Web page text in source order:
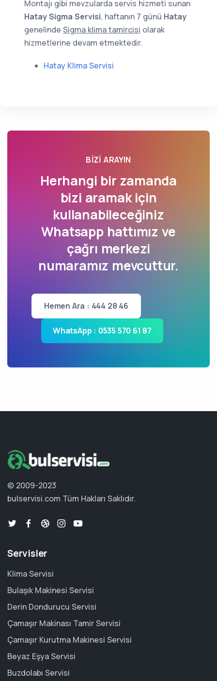
Montajı gibi mevzularda servis hizmeti sunan
Hatay Sigma Servisi, haftanın 7 günü Hatay
genelinde Sigma klima tamircisi olarak
hizmetlerine devam etmektedir.
Hatay Klima Servisi
BIZI ARAYIN
Herhangi bir zamanda
bizi aramak için
kullanabileceğiniz
Whatsapp hattımız ve
çağrı merkezi
numaramız mevcuttur.
Hemen Ara : 444 28 46
WhatsApp : 0535 570 61 87
© 2009-2023
bulservisi.com Tüm Hakları Saklıdır.
Servisler
Klima Servisi
Bulaşık Makinesi Servisi
Derin Dondurucu Servisi
Çamaşır Makinası Tamir Servisi
Çamaşır Kurutma Makinesi Servisi
Beyaz Eşya Servisi
Buzdolabı Servisi